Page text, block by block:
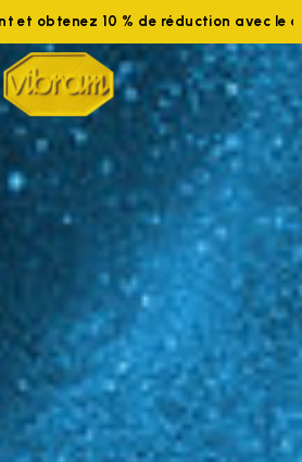
réduction avec le code WELCOME10